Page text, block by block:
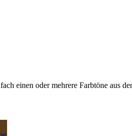
einen oder mehrere Farbtöne aus